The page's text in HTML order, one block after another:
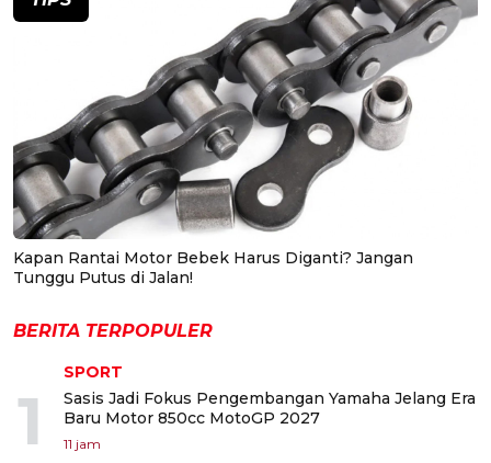
Kapan Rantai Motor Bebek Harus Diganti? Jangan
Tunggu Putus di Jalan!
BERITA TERPOPULER
1
SPORT
Sasis Jadi Fokus Pengembangan Yamaha Jelang Era
Baru Motor 850cc MotoGP 2027
11 jam